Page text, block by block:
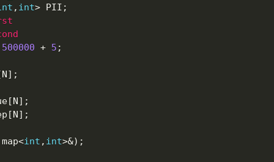
, int> PII ;
500000 + 5 ;
N] ;
[N] ;
[N] ;
map<int , int>&) ;